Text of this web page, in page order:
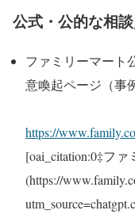
公式・公的な相
ファミリーマート
意喚起ページ（事
https://
[oai_citation:0‡フ
(https://